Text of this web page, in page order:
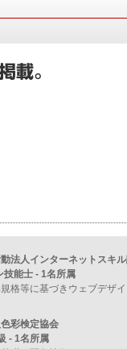
載。
法人インターネットスキ
技能士 - 1名所属
格等に基づきウェブデザ
彩検定協会
- 1名所属